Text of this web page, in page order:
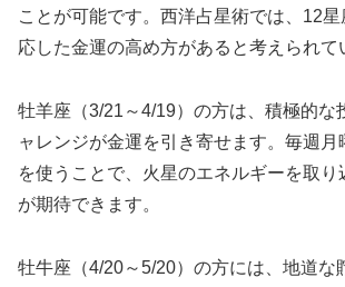
ことが可能です。西洋占星術では、12
応した金運の高め方があると考えられて
牡羊座（3/21～4/19）の方は、積極的な
ャレンジが金運を引き寄せます。毎週
を使うことで、火星のエネルギーを取
が期待できます。
牡牛座（4/20～5/20）の方には、地道な